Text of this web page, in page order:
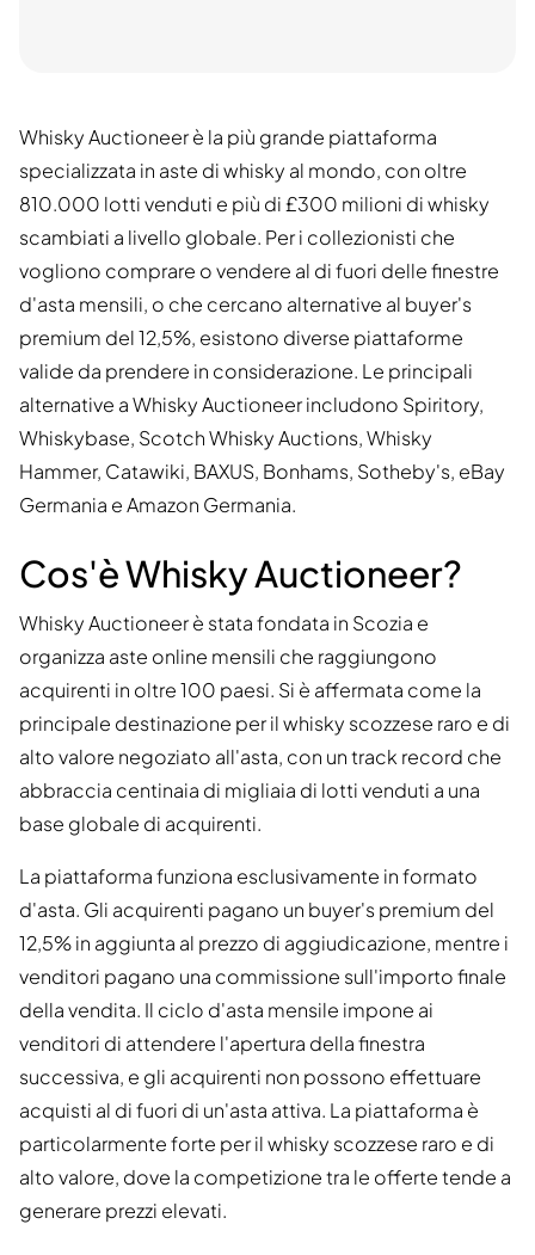
Whisky Auctioneer è la più grande piattaforma
specializzata in aste di whisky al mondo, con oltre
810.000 lotti venduti e più di £300 milioni di whisky
scambiati a livello globale. Per i collezionisti che
vogliono comprare o vendere al di fuori delle finestre
d'asta mensili, o che cercano alternative al buyer's
premium del 12,5%, esistono diverse piattaforme
valide da prendere in considerazione. Le principali
alternative a Whisky Auctioneer includono Spiritory,
Whiskybase, Scotch Whisky Auctions, Whisky
Hammer, Catawiki, BAXUS, Bonhams, Sotheby's, eBay
Germania e Amazon Germania.
Cos'è Whisky Auctioneer?
Whisky Auctioneer è stata fondata in Scozia e
organizza aste online mensili che raggiungono
acquirenti in oltre 100 paesi. Si è affermata come la
principale destinazione per il whisky scozzese raro e di
alto valore negoziato all'asta, con un track record che
abbraccia centinaia di migliaia di lotti venduti a una
base globale di acquirenti.
La piattaforma funziona esclusivamente in formato
d'asta. Gli acquirenti pagano un buyer's premium del
12,5% in aggiunta al prezzo di aggiudicazione, mentre i
venditori pagano una commissione sull'importo finale
della vendita. Il ciclo d'asta mensile impone ai
venditori di attendere l'apertura della finestra
successiva, e gli acquirenti non possono effettuare
acquisti al di fuori di un'asta attiva. La piattaforma è
particolarmente forte per il whisky scozzese raro e di
alto valore, dove la competizione tra le offerte tende a
generare prezzi elevati.